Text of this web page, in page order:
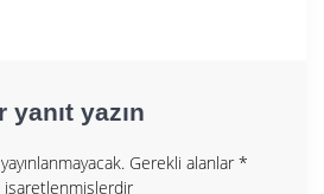
yanıt yazın
Gerekli alanlar *
işaretlenmişlerdir